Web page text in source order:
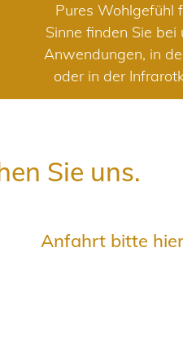
Pures Wohlgefühl
Sinne finden Sie bei
Anwendungen, in
oder in der
Sie uns.
Anfahrt bitte